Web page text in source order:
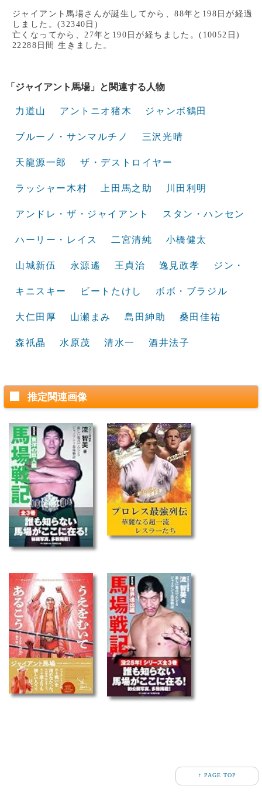
ジャイアント馬場さんが誕生してから、88年と198日が経過
しました。(32340日)
亡くなってから、27年と190日が経ちました。(10052日)
22288日間 生きました。
「ジャイアント馬場」と関連する人物
力道山 アントニオ猪木 ジャンボ鶴田
ブルーノ・サンマルチノ 三沢光晴
天龍源一郎 ザ・デストロイヤー
ラッシャー木村 上田馬之助 川田利明
アンドレ・ザ・ジャイアント スタン・ハンセン
ハーリー・レイス 二宮清純 小橋健太
山城新伍 永源遙 王貞治 逸見政孝 ジン・
キニスキー ビートたけし ボボ・ブラジル
大仁田厚 山瀬まみ 島田紳助 桑田佳祐
森祇晶 水原茂 清水一 酒井法子
推定関連画像
↑ PAGE TOP